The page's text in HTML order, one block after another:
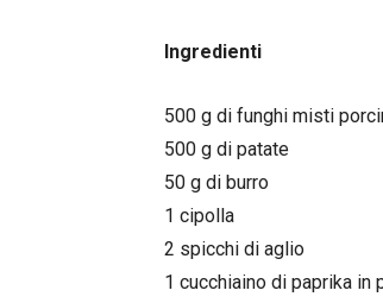
Ingredienti
500 g di funghi misti
500 g di patate
50 g di burro
1 cipolla
2 spicchi di aglio
1 cucchiaino di paprika in